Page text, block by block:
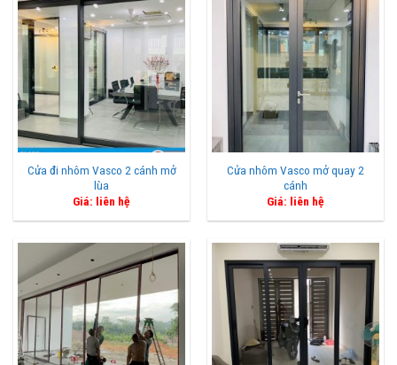
Cửa đi nhôm Vasco 2 cánh mở
lùa
Giá: liên hệ
Cửa nhôm Vasco mở quay 2
cánh
Giá: liên hệ